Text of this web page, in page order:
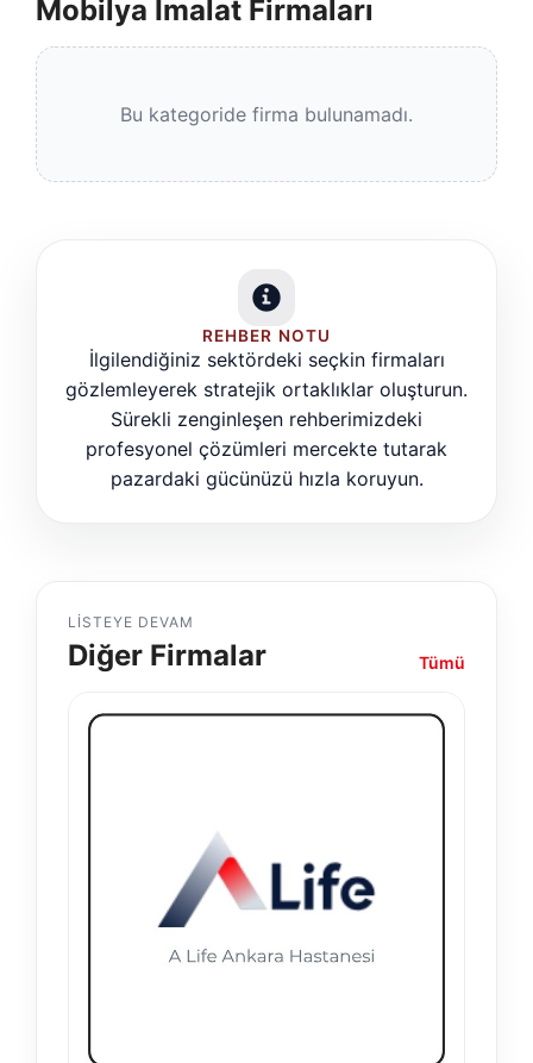
Mobilya İmalat Firmaları
Bu kategoride firma bulunamadı.
REHBER NOTU
İlgilendiğiniz sektördeki seçkin firmaları
gözlemleyerek stratejik ortaklıklar oluşturun.
Sürekli zenginleşen rehberimizdeki
profesyonel çözümleri mercekte tutarak
pazardaki gücünüzü hızla koruyun.
LISTEYE DEVAM
Diğer Firmalar Tümü